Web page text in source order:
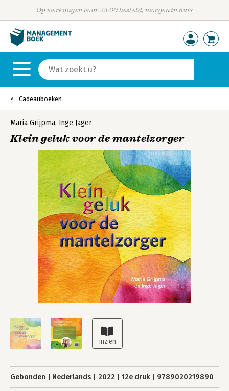
Op werkdagen voor 23:00 besteld, morgen in huis
Cadeauboeken
Maria Grijpma, Inge Jager
Klein geluk voor de mantelzorger
Gebonden Nederlands 2022 12e druk 9789020219890